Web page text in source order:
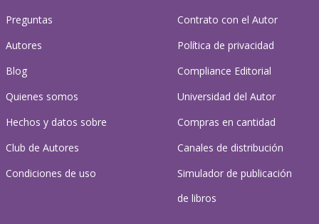
Preguntas
Autores
Blog
Quienes somos
Hechos y datos sobre
Club de Autores
Condiciones de uso
Contrato con el Autor
Política de privacidad
Compliance Editorial
Universidad del Autor
Compras en cantidad
Canales de distribución
Simulador de publicación
de libros